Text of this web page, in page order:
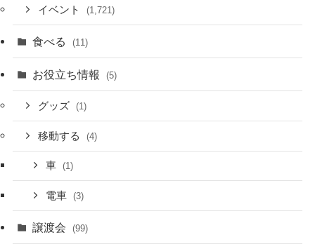
イベント (1,721)
食べる (11)
お役立ち情報 (5)
グッズ (1)
移動する (4)
車 (1)
電車 (3)
譲渡会 (99)